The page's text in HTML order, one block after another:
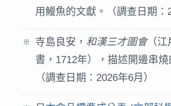
用鰻魚的文獻。（調查日期：
寺島良安， 和漢三才圖會（江
書，1712年），描述開邊串燒
（調查日期：2026年6月）